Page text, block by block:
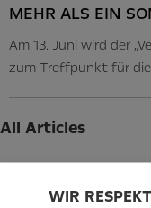
WIR
MEHR ALS EIN
Am 13. Juni wird der
zum Treffpunkt für
All Articles